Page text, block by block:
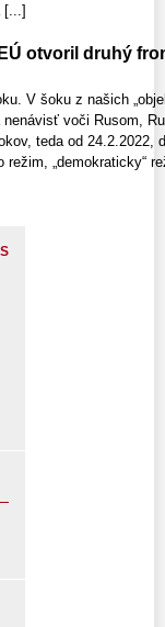
[...]
otvoril druhý
V šoku z našich
voči Rusom,
teda od 24.2.2022,
režim, „demokraticky“